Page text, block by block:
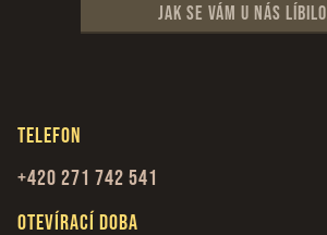
Jak se vám u nás líbilo
Telefon
+420 271 742 541
Otevírací doba